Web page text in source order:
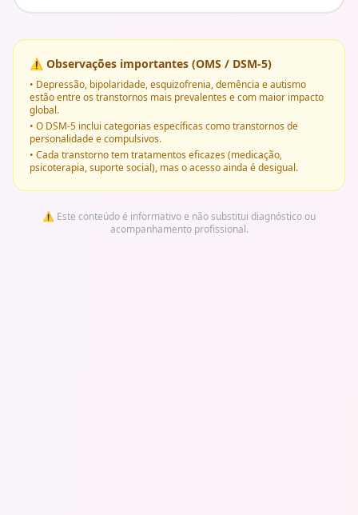
⚠️ Observações importantes (OMS / DSM-5)
• Depressão, bipolaridade, esquizofrenia, demência e autismo
estão entre os transtornos mais prevalentes e com maior impacto
global.
• O DSM-5 inclui categorias específicas como transtornos de
personalidade e compulsivos.
• Cada transtorno tem tratamentos eficazes (medicação,
psicoterapia, suporte social), mas o acesso ainda é desigual.
⚠️ Este conteúdo é informativo e não substitui diagnóstico ou
acompanhamento profissional.